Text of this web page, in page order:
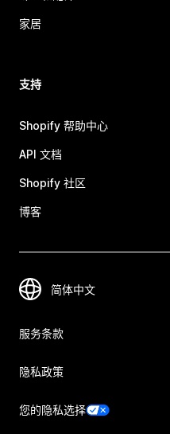
家居
支持
Shopify 帮助中心
API 文档
Shopify 社区
博客
服务条款
隐私政策
您的隐私选择